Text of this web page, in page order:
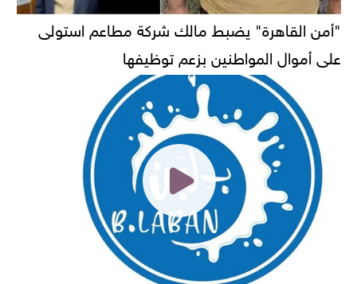
"أمن القاهرة" يضبط مالك شركة مطاعم استولى
على أموال المواطنين بزعم توظيفها